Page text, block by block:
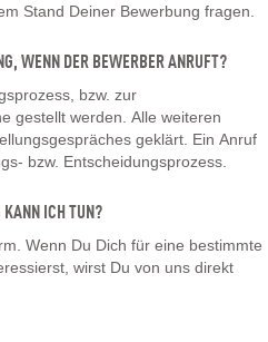
Stand Deiner Bewerbung fragen.
WENN DER BEWERBER ANRUFT?
bzw. zur
gestellt werden. Alle weiteren
geklärt. Ein Anruf
bzw. Entscheidungsprozess.
KANN ICH TUN?
Wenn Du Dich für eine bestimmte
wirst Du von uns direkt